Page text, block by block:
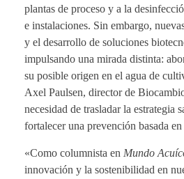
plantas de proceso y a la
e instalaciones. Sin embargo,
y el desarrollo de soluciones
impulsando una mirada distinta:
su posible origen en el agua de
Axel Paulsen, director de
necesidad de trasladar la estrategia
fortalecer una prevención basada
«Como columnista en Mundo
innovación y la sostenibilidad en